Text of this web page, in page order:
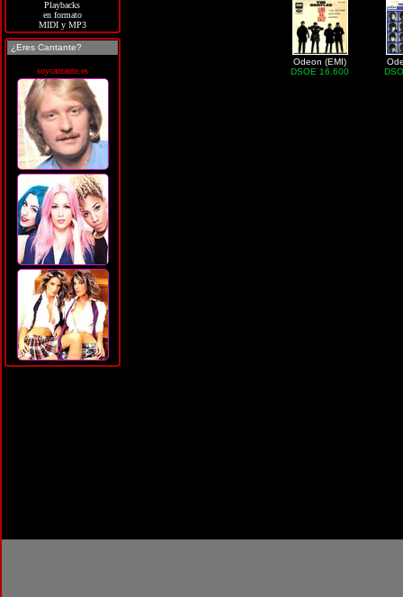
Playbacks
en formato
MIDI y MP3
¿Eres Cantante?
soycantante.es
Odeon (EMI)
DSOE 16.600